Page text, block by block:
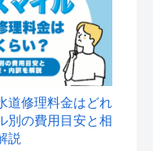
道修理料金はどれ
別の費用目安と相
説